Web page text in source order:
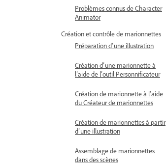
Problèmes connus de Character
Animator
Création et contrôle de marionnettes
Préparation d’une illustration
Création d’une marionnette à
l’aide de l’outil Personnificateur
Création de marionnette à l’aide
du Créateur de marionnettes
Création de marionnettes à partir
d’une illustration
Assemblage de marionnettes
dans des scènes